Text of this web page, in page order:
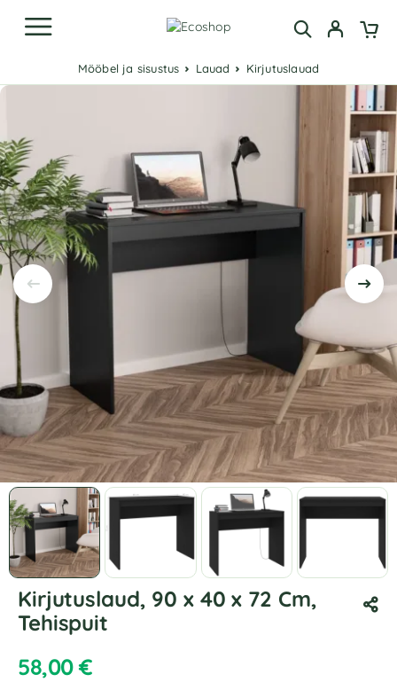
Mööbel ja sisustus Lauad Kirjutuslauad
Kirjutuslaud, 90 x 40 x 72 Cm,
Tehispuit
58,00€